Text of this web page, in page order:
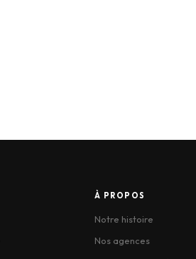
À PROPOS
Notre histoire
Nos agences